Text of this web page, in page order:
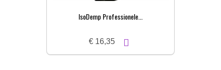
IsoDemp Professionele...
€ 16,35